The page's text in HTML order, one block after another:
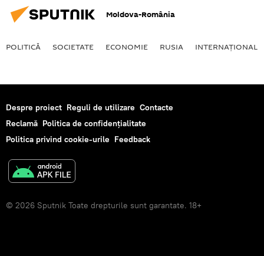
Moldova-România
POLITICĂ SOCIETATE ECONOMIE RUSIA INTERNAŢIONAL
Despre proiect Reguli de utilizare Contacte
Reclamă Politica de confidențialitate
Politica privind cookie-urile Feedback
© 2026 Sputnik Toate drepturile sunt garantate. 18+